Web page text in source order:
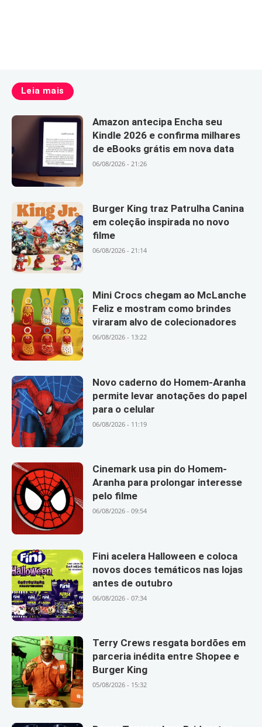
Leia mais
Amazon antecipa Encha seu
Kindle 2026 e confirma milhares
de eBooks grátis em nova data
06/08/2026 - 21:26
Burger King traz Patrulha Canina
em coleção inspirada no novo
filme
06/08/2026 - 21:14
Mini Crocs chegam ao McLanche
Feliz e mostram como brindes
viraram alvo de colecionadores
06/08/2026 - 13:22
Novo caderno do Homem-Aranha
permite levar anotações do papel
para o celular
06/08/2026 - 11:19
Cinemark usa pin do Homem-
Aranha para prolongar interesse
pelo filme
06/08/2026 - 09:54
Fini acelera Halloween e coloca
novos doces temáticos nas lojas
antes de outubro
06/08/2026 - 07:34
Terry Crews resgata bordões em
parceria inédita entre Shopee e
Burger King
05/08/2026 - 15:32